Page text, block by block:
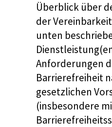
Überblick über
der
unten
Anforderungen
Barrierefreiheit
gesetzlichen
(insbesondere